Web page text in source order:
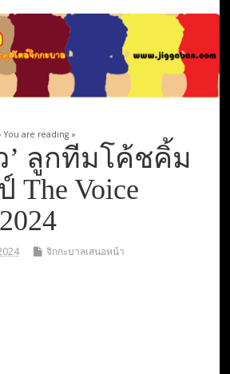
You are reading »
’ ลูกทีมโค้ชคิ้ม
The Voice
จิกกะบาลเสนอหน้า